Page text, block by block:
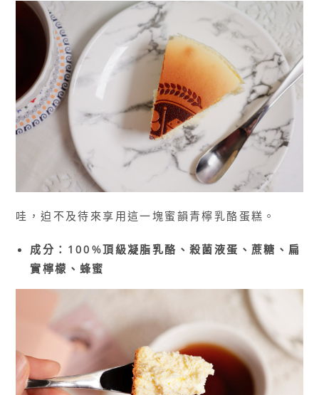
哇，迫不及待來享用這一塊蜜韻青檸乳酪蛋糕。
成分：100%頂級凝脂乳酪、殺菌液蛋、蔗糖、扁
實檸檬、蜂蜜